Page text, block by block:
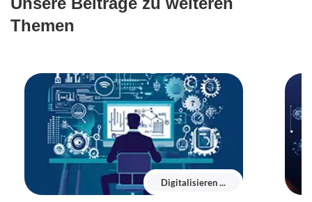
Themen
Digitalisieren ...